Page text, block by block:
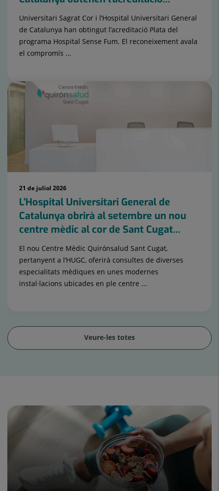
Universitari Sagrat Cor i l’Hospital Universitari General
de Catalunya han obtingut l’acreditació Plata del
programa Hospital Sense Fum. El reconeixement avala
el compromís ...
21 de juliol 2026
L’Hospital Universitari General de
Catalunya obrirà al setembre un nou
centre mèdic al cor de Sant Cugat...
El nou Centre Mèdic Quirónsalud Sant Cugat,
pertanyent a l’HUGC, oferirà consultes de diverses
especialitats mèdiques en unes modernes
instal·lacions ubicades en ple centre ...
Veure-les totes
15